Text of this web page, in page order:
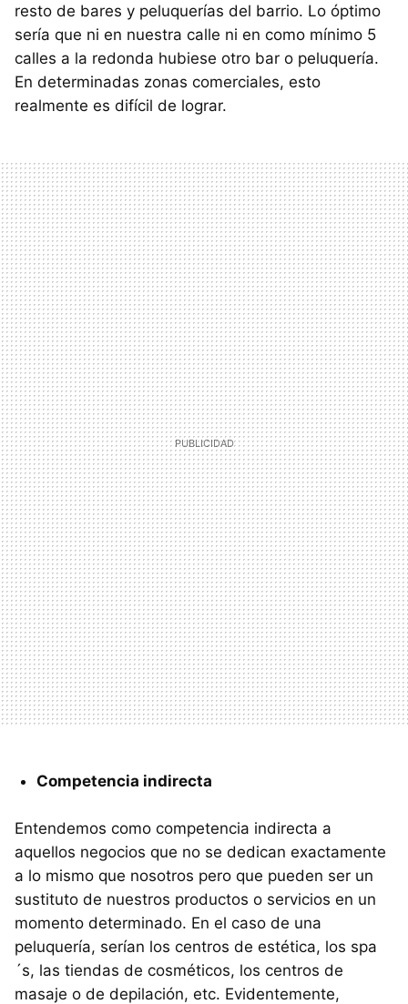
resto de bares y peluquerías del barrio. Lo óptimo
sería que ni en nuestra calle ni en como mínimo 5
calles a la redonda hubiese otro bar o peluquería.
En determinadas zonas comerciales, esto
realmente es difícil de lograr.
Competencia indirecta
Entendemos como competencia indirecta a
aquellos negocios que no se dedican exactamente
a lo mismo que nosotros pero que pueden ser un
sustituto de nuestros productos o servicios en un
momento determinado. En el caso de una
peluquería, serían los centros de estética, los spa
´s, las tiendas de cosméticos, los centros de
masaje o de depilación, etc. Evidentemente,